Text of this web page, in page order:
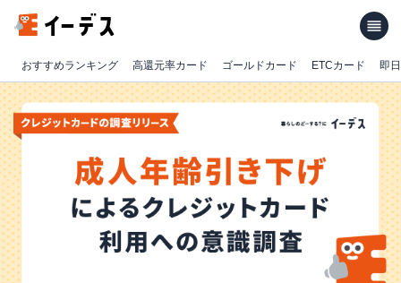
おすすめランキング 高還元率カード ゴールドカード ETCカード 即